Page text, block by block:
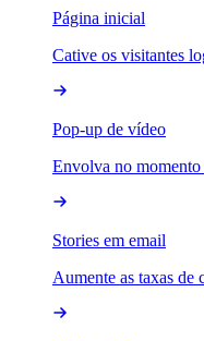
Página inicial
Cative os visitantes
Pop-up de vídeo
Envolva no
Stories em email
Aumente as taxas de